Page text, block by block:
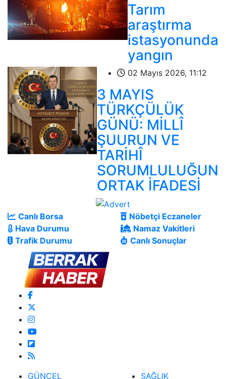
Tarım
araştırma
istasyonunda
yangın
02 Mayıs 2026, 11:12
3 MAYIS
TÜRKÇÜLÜK
GÜNÜ: MİLLÎ
ŞUURUN VE
TARİHÎ
SORUMLULUĞUN
ORTAK İFADESİ
Canlı Borsa
Nöbetçi Eczaneler
Hava Durumu
Namaz Vakitleri
Trafik Durumu
Canlı Sonuçlar
GÜNCEL SAĞLIK